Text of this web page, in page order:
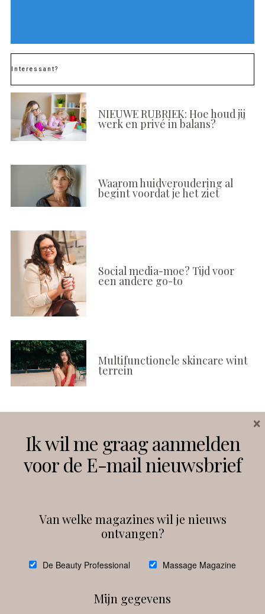
Interessant?
NIEUWE RUBRIEK: Hoe houd jij
werk en privé in balans?
Waarom huidveroudering al
begint voordat je het ziet
Social media-moe? Tijd voor
een andere go-to
Multifunctionele skincare wint
terrein
Instagram Facebook
debeautyprofessional
Ik wil me graag aanmelden
voor de E-mail nieuwsbrief
Van welke magazines wil je nieuws
ontvangen?
De Beauty Professional Massage Magazine
Mijn gegevens
×